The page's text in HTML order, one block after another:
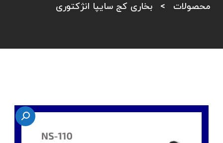
محصولات
> بخاری کج سایپا انژکتوری